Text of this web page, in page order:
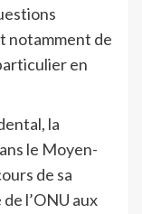
notamment de
en
la
le Moyen-
de sa
l’ONU aux